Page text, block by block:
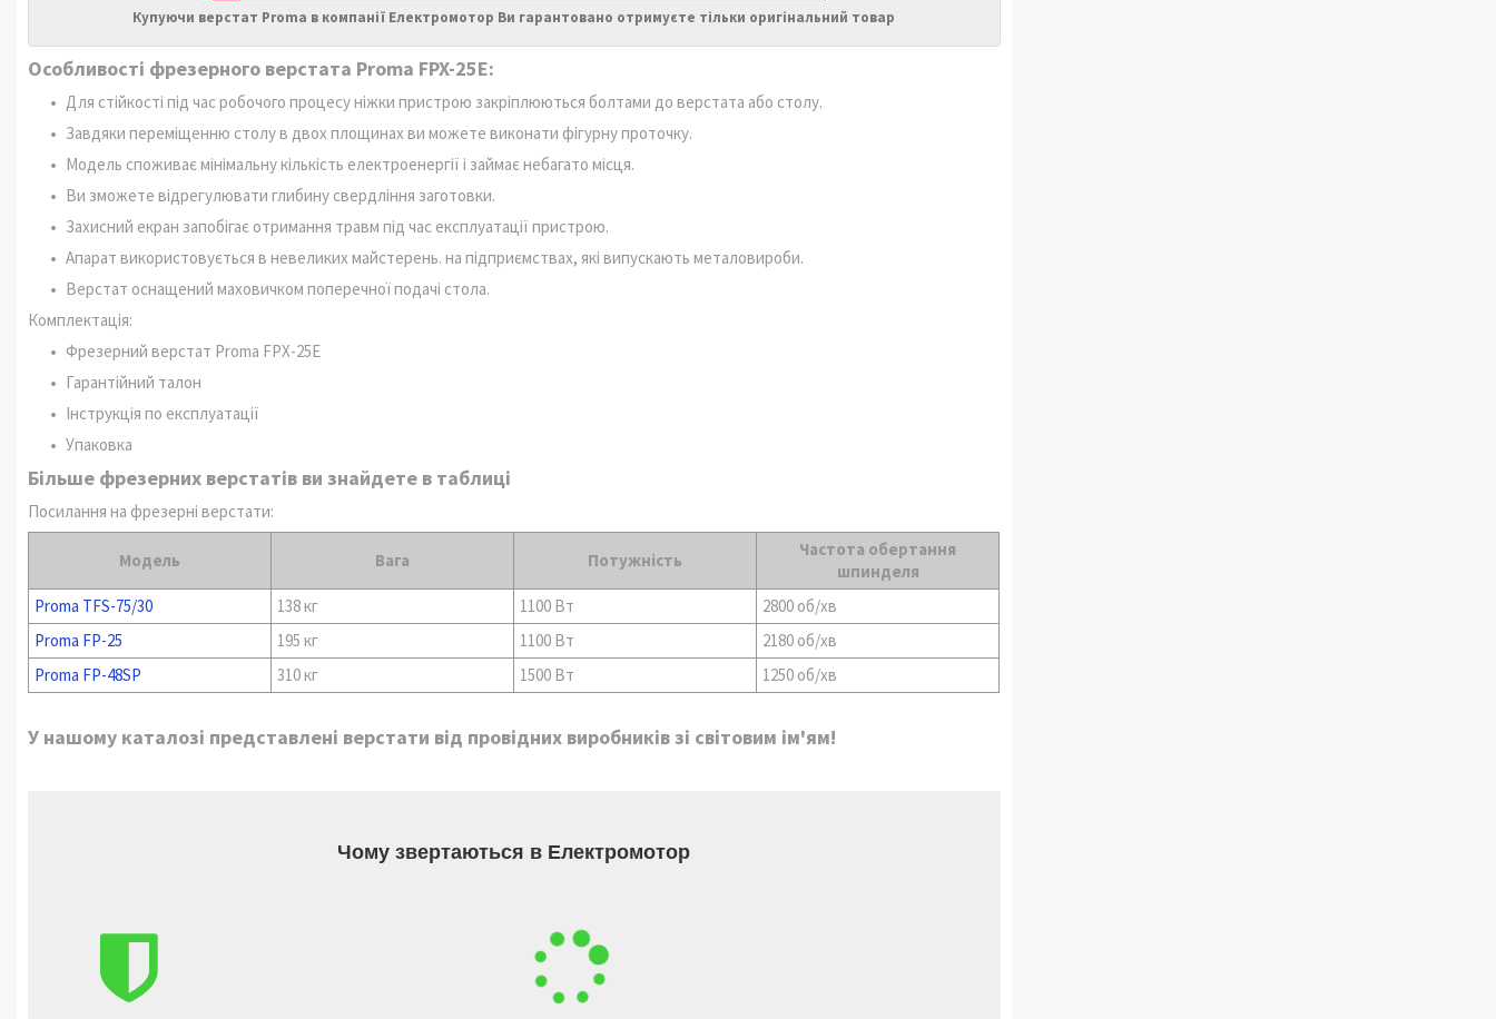
Купуючи верстат Proma в компанії Електромотор Ви гарантовано отримуєте тільки оригінальний товар
Особливості фрезерного верстата Proma FPX-25Е:
Для стійкості під час робочого процесу ніжки пристрою закріплюються болтами до верстата або столу.
Завдяки переміщенню столу в двох площинах ви можете виконати фігурну проточку.
Модель споживає мінімальну кількість електроенергії і займає небагато місця.
Ви зможете відрегулювати глибину свердління заготовки.
Захисний екран запобігає отримання травм під час експлуатації пристрою.
Апарат використовується в невеликих майстерень. на підприємствах, які випускають металовироби.
Верстат оснащений маховичком поперечної подачі стола.
Комплектація:
Фрезерний верстат Proma FPX-25Е
Гарантійний талон
Інструкція по експлуатації
Упаковка
Більше фрезерних верстатів ви знайдете в таблиці
Посилання на фрезерні верстати:
Модель Вага Потужність
Частота обертання
шпинделя
Proma TFS-75/30
138 кг 1100 Вт
2800 об/хв
Proma FP-25
195 кг 1100 Вт
2180 об/хв
Proma FP-48SP
310 кг 1500 Вт 1250 об/хв
У нашому каталозі представлені верстати від провідних виробників зі світовим ім'ям!
Чому звертаються в Електромотор